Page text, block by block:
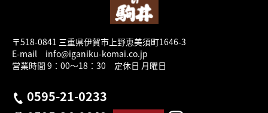
〒518-0841 三重県伊賀市上野恵美須町1646-3
E-mail info@iganiku-komai.co.jp
営業時間 9：00～18：30 定休日 月曜日
0595-21-0233